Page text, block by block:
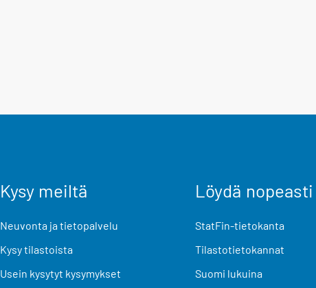
Kysy meiltä
Neuvonta ja tietopalvelu
Kysy tilastoista
Usein kysytyt kysymykset
Löydä nopeasti
StatFin-tietokanta
Tilastotietokannat
Suomi lukuina